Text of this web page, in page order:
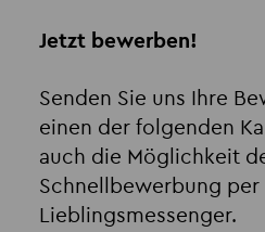
Jetzt bewerben!
Senden Sie uns Ihre
einen der folgenden
auch die Möglichkeit
Schnellbewerbung per
Lieblingsmessenger.